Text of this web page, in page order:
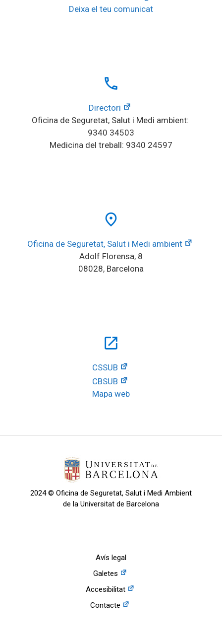
Deixa el teu comunicat
local_phone
Directori
Oficina de Seguretat, Salut i Medi ambient:
9340 34503
Medicina del treball: 9340 24597
place
Oficina de Seguretat, Salut i Medi ambient
Adolf Florensa, 8
08028, Barcelona
open_in_new
CSSUB
CBSUB
Mapa web
2024 © Oficina de Seguretat, Salut i Medi Ambient
de la Universitat de Barcelona
Avís legal
Galetes
Accesibilitat
Contacte